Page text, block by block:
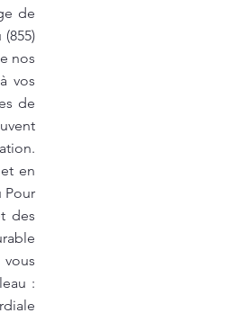
de
nos
vos
de
en
Pour
des
: